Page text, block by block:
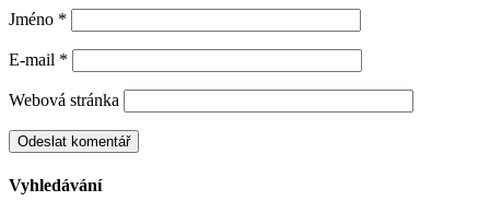
Jméno *
E-mail *
Webová stránka
Vyhledávání